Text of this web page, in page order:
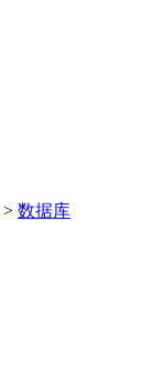
> 数据库